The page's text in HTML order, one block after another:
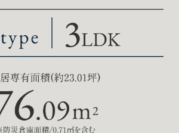
トリーはこちら
様限定サイトはこちら
約はこちら
２
テレワークもできる
書斎
２ 衣類のアイロンがけや洗濯物
ールー
２ 趣味の描画を